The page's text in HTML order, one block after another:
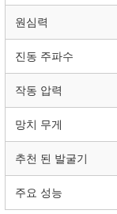
원심력
진동 주파수
작동 압력
망치 무게
추천 된 발굴기
주요 성능